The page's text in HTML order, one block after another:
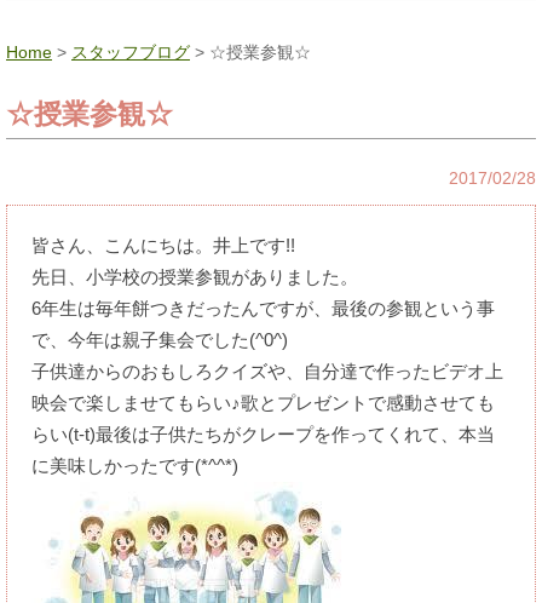
Home > スタッフブログ > ☆授業参観☆
☆授業参観☆
2017/02/28
皆さん、こんにちは。井上です!!
先日、小学校の授業参観がありました。
6年生は毎年餅つきだったんですが、最後の参観という事
で、今年は親子集会でした(^0^)
子供達からのおもしろクイズや、自分達で作ったビデオ上
映会で楽しませてもらい♪歌とプレゼントで感動させても
らい(t-t)最後は子供たちがクレープを作ってくれて、本当
に美味しかったです(*^^*)